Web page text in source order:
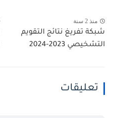
منذ 2 سنة
شبكة تفريغ نتائج التقويم
التشخيصي 2023-2024
تعليقات